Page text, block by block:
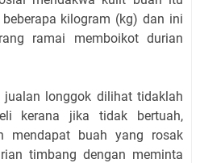
kilogram (kg) dan ini
ramai memboikot durian
jualan longgok dilihat tidaklah
kerana jika tidak bertuah,
mendapat buah yang rosak
timbang dengan meminta